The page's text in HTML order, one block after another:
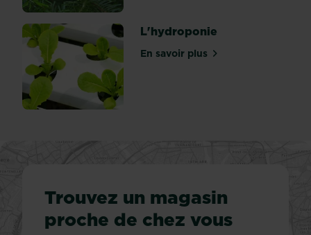
L'hydroponie
En savoir plussur L'hydroponie
Trouvez un magasin
proche de chez vous